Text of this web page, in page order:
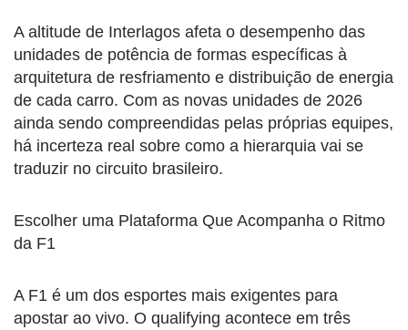
A altitude de Interlagos afeta o desempenho das
unidades de potência de formas específicas à
arquitetura de resfriamento e distribuição de energia
de cada carro. Com as novas unidades de 2026
ainda sendo compreendidas pelas próprias equipes,
há incerteza real sobre como a hierarquia vai se
traduzir no circuito brasileiro.
Escolher uma Plataforma Que Acompanha o Ritmo
da F1
A F1 é um dos esportes mais exigentes para
apostar ao vivo. O qualifying acontece em três